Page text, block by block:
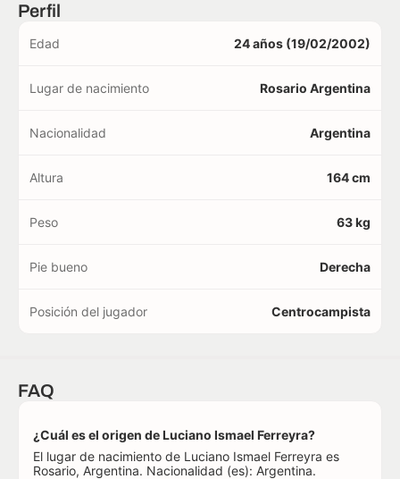
Perfil
Edad 24 años (19/02/2002)
Lugar de nacimiento Rosario Argentina
Nacionalidad Argentina
Altura 164 cm
Peso 63 kg
Pie bueno Derecha
Posición del jugador Centrocampista
FAQ
¿Cuál es el origen de Luciano Ismael Ferreyra?
El lugar de nacimiento de Luciano Ismael Ferreyra es
Rosario, Argentina. Nacionalidad (es): Argentina.